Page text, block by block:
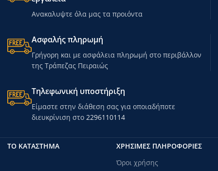
Ανακαλυψτε όλα μας τα προιόντα
Ασφαλής πληρωμή
Γρήγορη και με ασφάλεια πληρωμή στο περιβάλλον
της Τράπεζας Πειραιώς
Τηλεφωνική υποστήριξη
Είμαστε στην διάθεση σας για οποιαδήποτε
διευκρίνιση στο 2296110114
ΤΟ ΚΑΤΑΣΤΗΜΑ
ΧΡΗΣΙΜΕΣ ΠΛΗΡΟΦΟΡΙΕΣ
Όροι χρήσης